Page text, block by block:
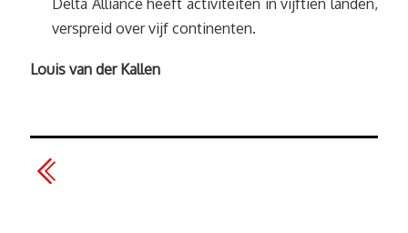
Delta Alliance heeft activiteiten in vijftien landen,
verspreid over vijf continenten.
Louis van der Kallen